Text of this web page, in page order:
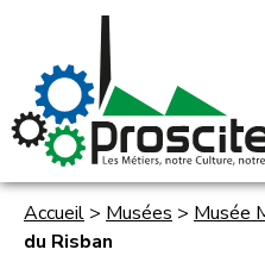
Accueil > Musées > Musée
du Risban